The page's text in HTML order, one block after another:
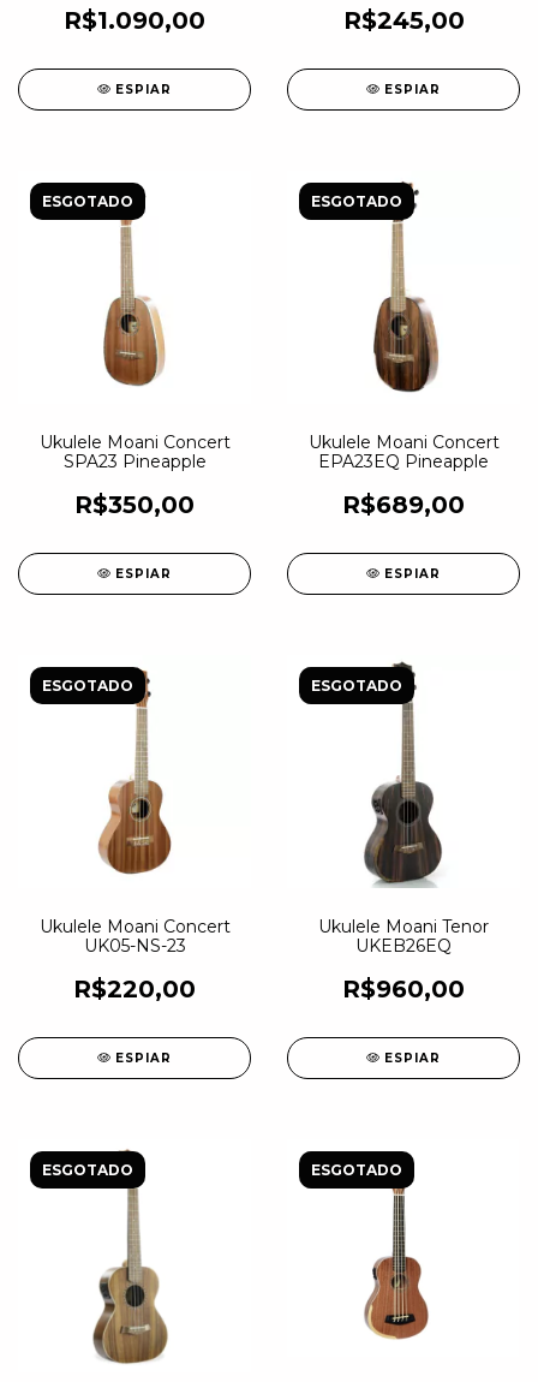
R$1.090,00
ESPIAR
R$245,00
ESPIAR
ESGOTADO
Ukulele Moani Concert
SPA23 Pineapple
R$350,00
ESPIAR
ESGOTADO
Ukulele Moani Concert
EPA23EQ Pineapple
R$689,00
ESPIAR
ESGOTADO
Ukulele Moani Concert
UK05-NS-23
R$220,00
ESPIAR
ESGOTADO
Ukulele Moani Tenor
UKEB26EQ
R$960,00
ESPIAR
ESGOTADO ESGOTADO